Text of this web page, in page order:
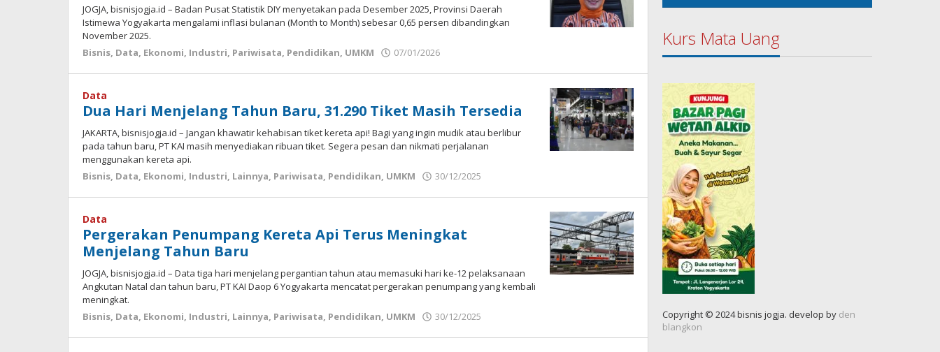
JOGJA, bisnisjogja.id – Badan Pusat Statistik DIY menyetakan pada Desember 2025, Provinsi Daerah
Istimewa Yogyakarta mengalami inflasi bulanan (Month to Month) sebesar 0,65 persen dibandingkan
November 2025.
Bisnis, Data, Ekonomi, Industri, Pariwisata, Pendidikan, UMKM 07/01/2026
Data
Dua Hari Menjelang Tahun Baru, 31.290 Tiket Masih Tersedia
JAKARTA, bisnisjogja.id – Jangan khawatir kehabisan tiket kereta api! Bagi yang ingin mudik atau berlibur
pada tahun baru, PT KAI masih menyediakan ribuan tiket. Segera pesan dan nikmati perjalanan
menggunakan kereta api.
Bisnis, Data, Ekonomi, Industri, Lainnya, Pariwisata, Pendidikan, UMKM 30/12/2025
Data
Pergerakan Penumpang Kereta Api Terus Meningkat
Menjelang Tahun Baru
JOGJA, bisnisjogja.id – Data tiga hari menjelang pergantian tahun atau memasuki hari ke-12 pelaksanaan
Angkutan Natal dan tahun baru, PT KAI Daop 6 Yogyakarta mencatat pergerakan penumpang yang kembali
meningkat.
Bisnis, Data, Ekonomi, Industri, Lainnya, Pariwisata, Pendidikan, UMKM 30/12/2025
Kurs Mata Uang
Copyright © 2024 bisnis jogja. develop by den
blangkon